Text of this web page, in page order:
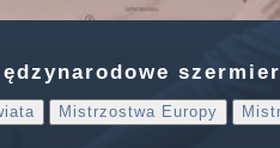
Mistrzostwa Europy